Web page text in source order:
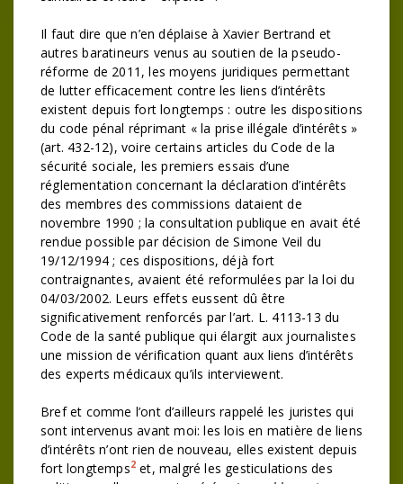
Il faut dire que n’en déplaise à Xavier Bertrand et
autres baratineurs venus au soutien de la pseudo-
réforme de 2011, les moyens juridiques permettant
de lutter efficacement contre les liens d’intérêts
existent depuis fort longtemps : outre les dispositions
du code pénal réprimant « la prise illégale d’intérêts »
(art. 432-12), voire certains articles du Code de la
sécurité sociale, les premiers essais d’une
réglementation concernant la déclaration d’intérêts
des membres des commissions dataient de
novembre 1990 ; la consultation publique en avait été
rendue possible par décision de Simone Veil du
19/12/1994 ; ces dispositions, déjà fort
contraignantes, avaient été reformulées par la loi du
04/03/2002. Leurs effets eussent dû être
significativement renforcés par l’art. L. 4113-13 du
Code de la santé publique qui élargit aux journalistes
une mission de vérification quant aux liens d’intérêts
des experts médicaux qu’ils interviewent.
Bref et comme l’ont d’ailleurs rappelé les juristes qui
sont intervenus avant moi: les lois en matière de liens
d’intérêts n’ont rien de nouveau, elles existent depuis
fort longtemps2 et, malgré les gesticulations des